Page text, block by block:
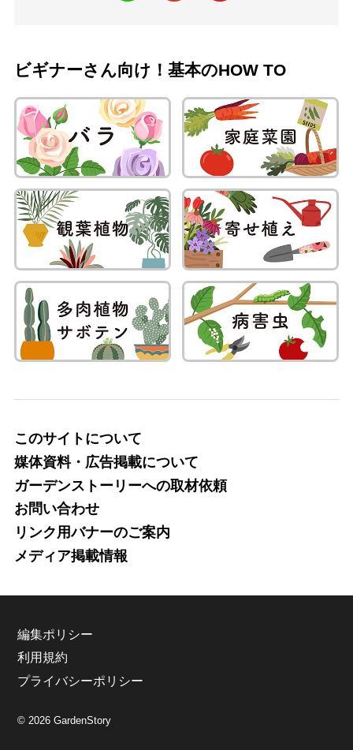
ビギナーさん向け！基本のHOW TO
このサイトについて
媒体資料・広告掲載について
ガーデンストーリーへの取材依頼
お問い合わせ
リンク用バナーのご案内
メディア掲載情報
編集ポリシー
利用規約
プライバシーポリシー
© 2026 GardenStory